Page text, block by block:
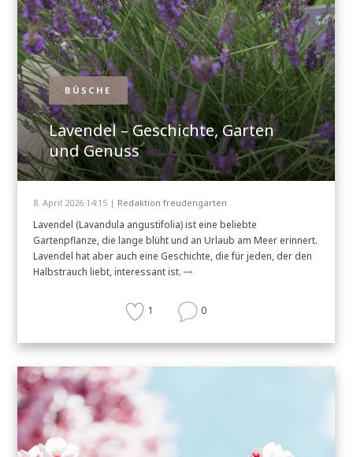
BÜSCHE
Lavendel – Geschichte, Garten
und Genuss
8. April 2026 14:15 | Redaktion freudengarten
Lavendel (Lavandula angustifolia) ist eine beliebte
Gartenpflanze, die lange blüht und an Urlaub am Meer erinnert.
Lavendel hat aber auch eine Geschichte, die für jeden, der den
Halbstrauch liebt, interessant ist.
1 0